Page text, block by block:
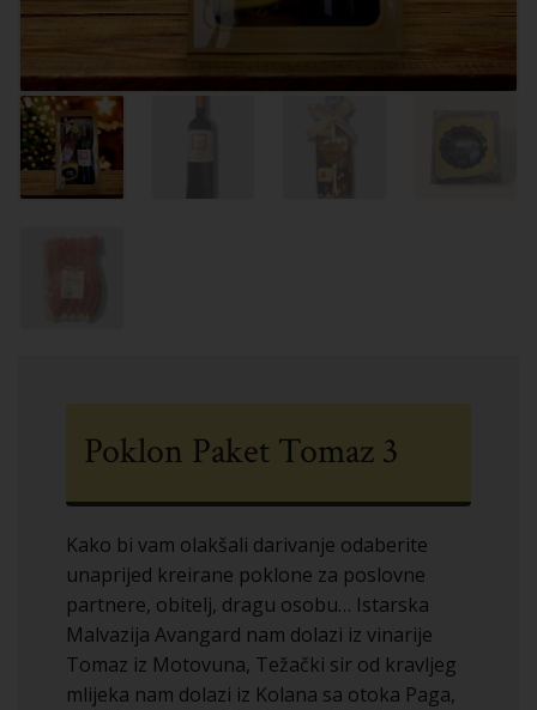
Poklon Paket Tomaz 3
Kako bi vam olakšali darivanje odaberite
unaprijed kreirane poklone za poslovne
partnere, obitelj, dragu osobu… Istarska
Malvazija Avangard nam dolazi iz vinarije
Tomaz iz Motovuna, Težački sir od kravljeg
mlijeka nam dolazi iz Kolana sa otoka Paga,